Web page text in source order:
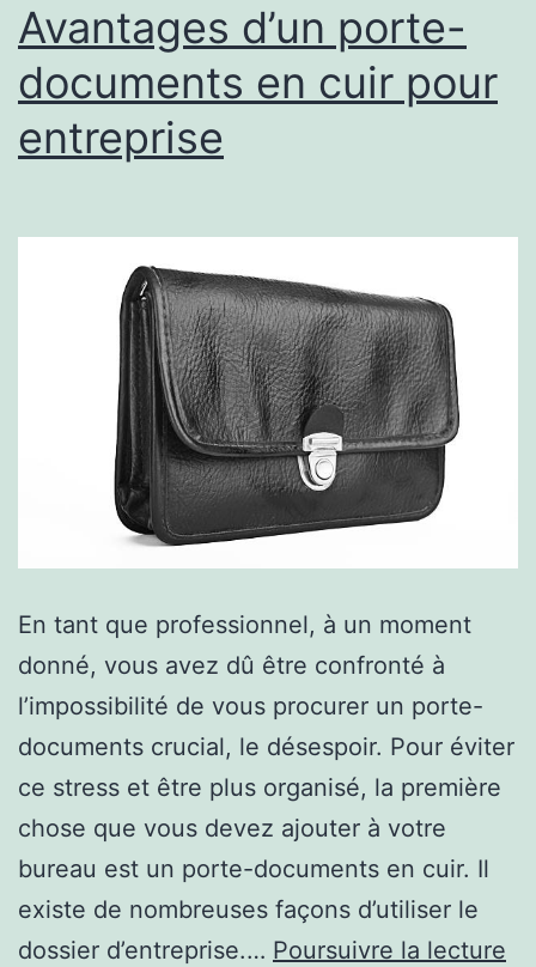
Avantages d’un porte-
documents en cuir pour
entreprise
En tant que professionnel, à un moment
donné, vous avez dû être confronté à
l’impossibilité de vous procurer un porte-
documents crucial, le désespoir. Pour éviter
ce stress et être plus organisé, la première
chose que vous devez ajouter à votre
bureau est un porte-documents en cuir. Il
existe de nombreuses façons d’utiliser le
dossier d’entreprise.… Poursuivre la lecture